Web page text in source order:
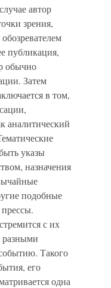
автор
зрения,
публикация,
обычно
Затем
в том,
аналитический
указы
назначения
подобные
с их
разными
Такого
его
одна